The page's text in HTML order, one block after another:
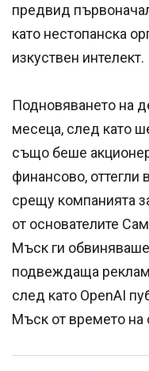
предвид
като нестопанска
изкуствен интелект.
Подновяването на
месеца, след като
също беше
финансово, оттегли
срещу компанията
от основателите
Мъск ги
подвеждаща
след като OpenAI
Мъск от времето на